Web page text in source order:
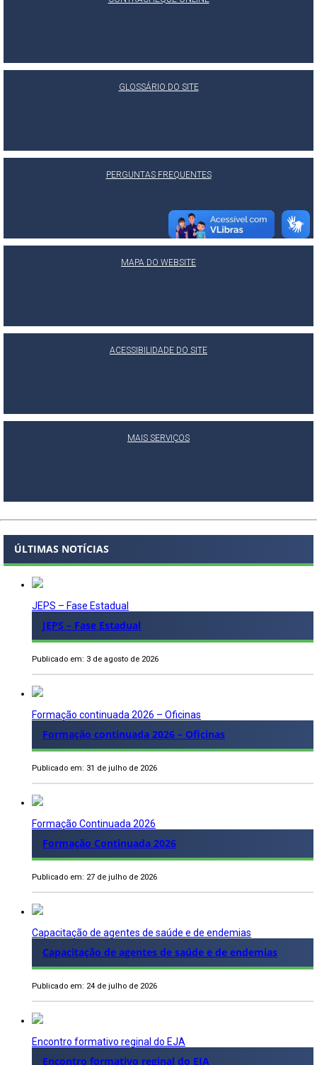
GLOSSÁRIO DO SITE
PERGUNTAS FREQUENTES
MAPA DO WEBSITE
ACESSIBILIDADE DO SITE
MAIS SERVIÇOS
ÚLTIMAS NOTÍCIAS
JEPS – Fase Estadual
JEPS – Fase Estadual
Publicado em: 3 de agosto de 2026
Formação continuada 2026 – Oficinas
Formação continuada 2026 – Oficinas
Publicado em: 31 de julho de 2026
Formação Continuada 2026
Formação Continuada 2026
Publicado em: 27 de julho de 2026
Capacitação de agentes de saúde e de endemias
Capacitação de agentes de saúde e de endemias
Publicado em: 24 de julho de 2026
Encontro formativo reginal do EJA
Encontro formativo reginal do EJA